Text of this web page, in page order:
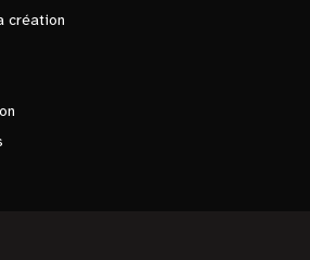
création